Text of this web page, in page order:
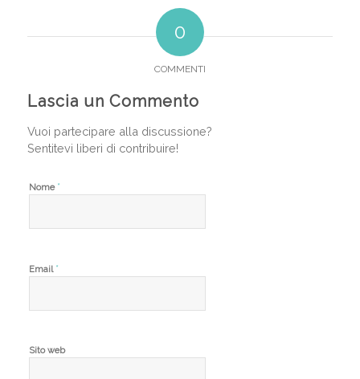
0
COMMENTI
Lascia un Commento
Vuoi partecipare alla discussione?
Sentitevi liberi di contribuire!
Nome *
Email *
Sito web